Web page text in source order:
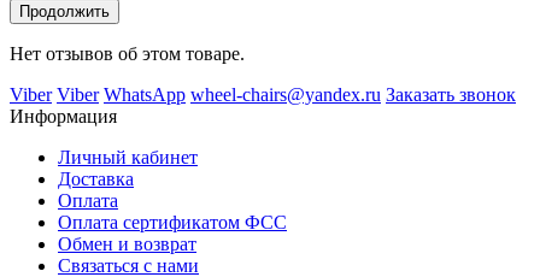
Продолжить
Нет отзывов об этом товаре.
Viber Viber WhatsApp wheel-chairs@yandex.ru Заказать звонок
Информация
Личный кабинет
Доставка
Оплата
Оплата сертификатом ФСС
Обмен и возврат
Связаться с нами